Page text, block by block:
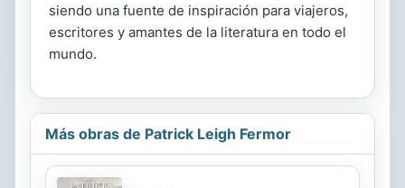
siendo una fuente de inspiración para viajeros,
escritores y amantes de la literatura en todo el
mundo.
Más obras de Patrick Leigh Fermor